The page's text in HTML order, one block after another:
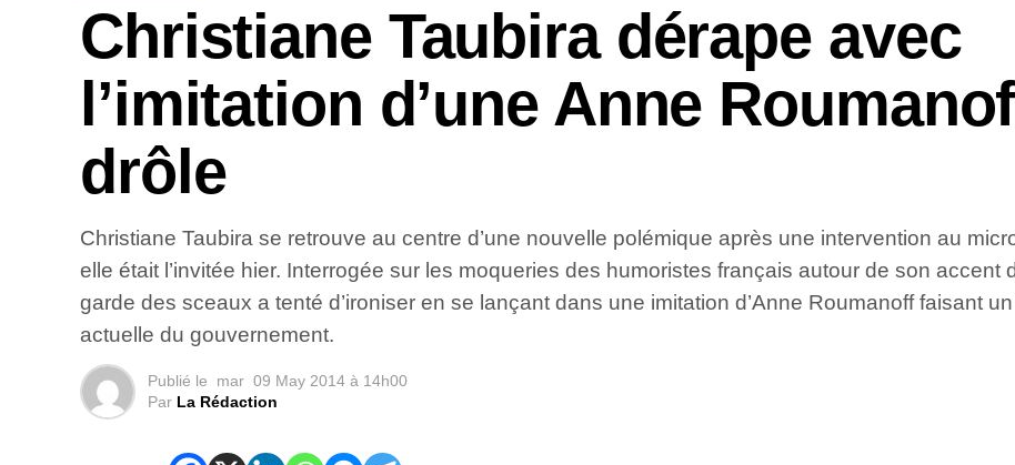
Christiane Taubira dérape avec
l’imitation d’une Anne
drôle
Christiane Taubira se retrouve au centre d’une nouvelle polémique après une intervention au
elle était l’invitée hier. Interrogée sur les moqueries des humoristes français autour de son accent
garde des sceaux a tenté d’ironiser en se lançant dans une imitation d’Anne Roumanoff faisant
actuelle du gouvernement.
Publié le mar 09 May 2014 à 14h00
Par La Rédaction